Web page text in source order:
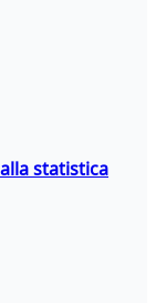
statistica